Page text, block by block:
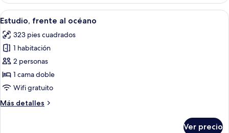
Abrir
todas
las
fotos
de
Estudio,
frente
océano
Una sala de estar moderna con un
6
Estudio, frente al océano
323 pies cuadrados
1 habitación
2 personas
1 cama doble
Wifi gratuito
Más detalles
Más
Ver precio